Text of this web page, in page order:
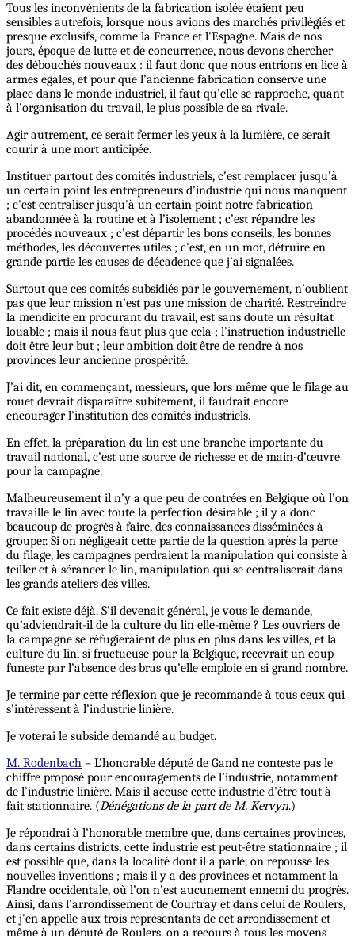
Tous les inconvénients de la fabrication isolée étaient peu
sensibles autrefois, lorsque nous avions des marchés privilégiés et
presque exclusifs, comme la France et l’Espagne. Mais de nos
jours, époque de lutte et de concurrence, nous devons chercher
des débouchés nouveaux : il faut donc que nous entrions en lice à
armes égales, et pour que l’ancienne fabrication conserve une
place dans le monde industriel, il faut qu’elle se rapproche, quant
à l’organisation du travail, le plus possible de sa rivale.
Agir autrement, ce serait fermer les yeux à la lumière, ce serait
courir à une mort anticipée.
Instituer partout des comités industriels, c’est remplacer jusqu’à
un certain point les entrepreneurs d’industrie qui nous manquent
; c’est centraliser jusqu’à un certain point notre fabrication
abandonnée à la routine et à l’isolement ; c’est répandre les
procédés nouveaux ; c’est départir les bons conseils, les bonnes
méthodes, les découvertes utiles ; c’est, en un mot, détruire en
grande partie les causes de décadence que j’ai signalées.
Surtout que ces comités subsidiés par le gouvernement, n’oublient
pas que leur mission n’est pas une mission de charité. Restreindre
la mendicité en procurant du travail, est sans doute un résultat
louable ; mais il nous faut plus que cela ; l’instruction industrielle
doit être leur but ; leur ambition doit être de rendre à nos
provinces leur ancienne prospérité.
J’ai dit, en commençant, messieurs, que lors même que le filage au
rouet devrait disparaître subitement, il faudrait encore
encourager l’institution des comités industriels.
En effet, la préparation du lin est une branche importante du
travail national, c’est une source de richesse et de main-d’œuvre
pour la campagne.
Malheureusement il n’y a que peu de contrées en Belgique où l’on
travaille le lin avec toute la perfection désirable ; il y a donc
beaucoup de progrès à faire, des connaissances disséminées à
grouper. Si on négligeait cette partie de la question après la perte
du filage, les campagnes perdraient la manipulation qui consiste à
teiller et à sérancer le lin, manipulation qui se centraliserait dans
les grands ateliers des villes.
Ce fait existe déjà. S’il devenait général, je vous le demande,
qu’adviendrait-il de la culture du lin elle-même ? Les ouvriers de
la campagne se réfugieraient de plus en plus dans les villes, et la
culture du lin, si fructueuse pour la Belgique, recevrait un coup
funeste par l’absence des bras qu’elle emploie en si grand nombre.
Je termine par cette réflexion que je recommande à tous ceux qui
s’intéressent à l’industrie linière.
Je voterai le subside demandé au budget.
M. Rodenbach – L’honorable député de Gand ne conteste pas le
chiffre proposé pour encouragements de l’industrie, notamment
de l’industrie linière. Mais il accuse cette industrie d’être tout à
fait stationnaire. (Dénégations de la part de M. Kervyn.)
Je répondrai à l’honorable membre que, dans certaines provinces,
dans certains districts, cette industrie est peut-être stationnaire ; il
est possible que, dans la localité dont il a parlé, on repousse les
nouvelles inventions ; mais il y a des provinces et notamment la
Flandre occidentale, où l’on n’est aucunement ennemi du progrès.
Ainsi, dans l’arrondissement de Courtray et dans celui de Roulers,
et j’en appelle aux trois représentants de cet arrondissement et
même à un député de Roulers, on a recours à tous les moyens